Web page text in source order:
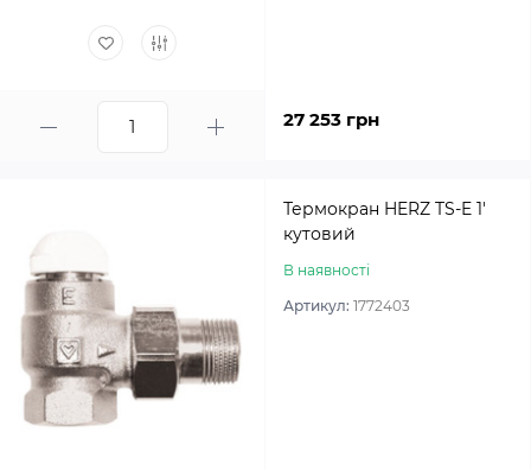
27 253 грн
Термокран HERZ TS-E 1′
кутовий
В наявності
Артикул: 1772403